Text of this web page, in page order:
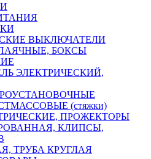
ВЫКЛЮЧАТЕЛИ
БОКСЫ
ЭЛЕКТРИЧЕСКИЙ,
(стяжки)
ПРОЖЕКТОРЫ
КЛИПСЫ,
ТРУБА КРУГЛАЯ